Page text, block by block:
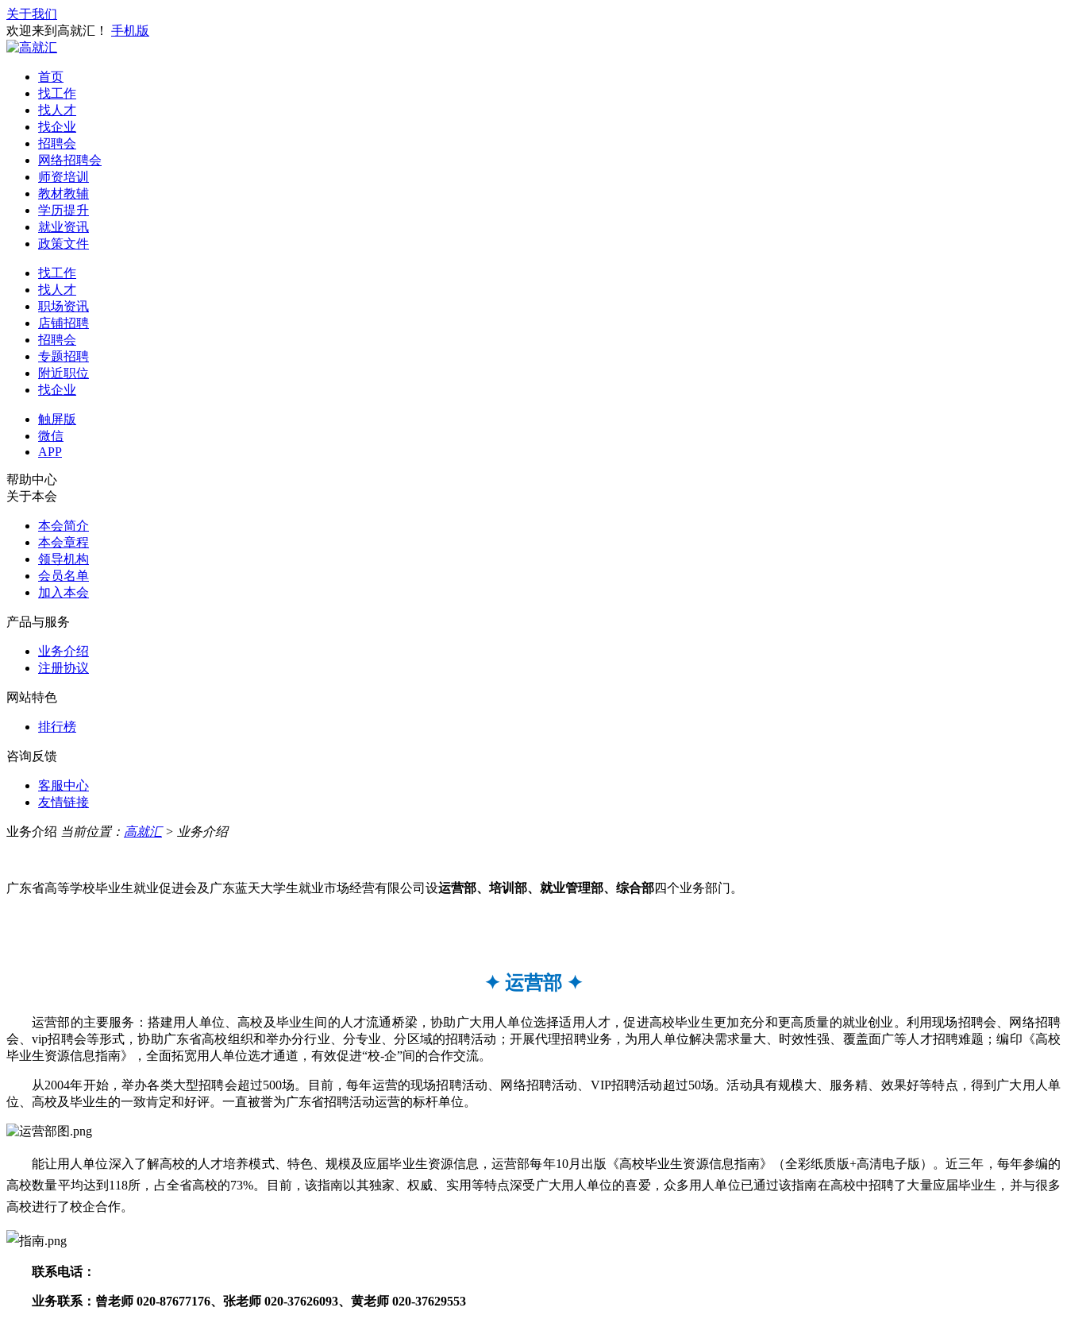
关于我们
欢迎来到高就汇！
手机版
首页
找工作
找人才
找企业
招聘会
网络招聘会
师资培训
教材教辅
学历提升
就业资讯
政策文件
找工作
找人才
职场资讯
店铺招聘
招聘会
专题招聘
附近职位
找企业
触屏版
微信
APP
帮助中心
关于本会
本会简介
本会章程
领导机构
会员名单
加入本会
产品与服务
业务介绍
注册协议
网站特色
排行榜
咨询反馈
客服中心
友情链接
业务介绍 当前位置： 高就汇> 业务介绍
广东省高等学校毕业生就业促进会及广东蓝天大学生就业市场经营有限公司设运营部、培训部、就业管理部、综合部四个业务部门。
✦ 运营部 ✦
运营部的主要服务：搭建用人单位、高校及毕业生间的人才流通桥梁，协助广大用人单位选择适用人才，促进高校毕业生更加充分和更高质量的就业创业。利用现场招聘会、网络招聘
会、vip招聘会等形式，协助广东省高校组织和举办分行业、分专业、分区域的招聘活动；开展代理招聘业务，为用人单位解决需求量大、时效性强、覆盖面广等人才招聘难题；编印《高校
毕业生资源信息指南》，全面拓宽用人单位选才通道，有效促进“校-企”间的合作交流。
从2004年开始，举办各类大型招聘会超过500场。目前，每年运营的现场招聘活动、网络招聘活动、VIP招聘活动超过50场。活动具有规模大、服务精、效果好等特点，得到广大用人单
位、高校及毕业生的一致肯定和好评。一直被誉为广东省招聘活动运营的标杆单位。
能让用人单位深入了解高校的人才培养模式、特色、规模及应届毕业生资源信息，运营部每年10月出版《高校毕业生资源信息指南》（全彩纸质版+高清电子版）。近三年，每年参编的
高校数量平均达到118所，占全省高校的73%。目前，该指南以其独家、权威、实用等特点深受广大用人单位的喜爱，众多用人单位已通过该指南在高校中招聘了大量应届毕业生，并与很多
高校进行了校企合作。
联系电话：
业务联系： 曾老师 020-87677176、张老师 020-37626093、黄老师 020-37629553